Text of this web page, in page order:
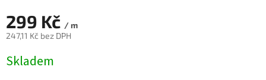
299 Kč / m
247,11 Kč bez DPH
cena:
Skladem